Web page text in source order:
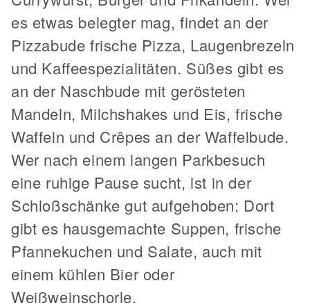
es etwas belegter mag, findet an der
Pizzabude frische Pizza, Laugenbrezeln
und Kaffeespezialitäten. Süßes gibt es
an der Naschbude mit gerösteten
Mandeln, Milchshakes und Eis, frische
Waffeln und Crêpes an der Waffelbude.
Wer nach einem langen Parkbesuch
eine ruhige Pause sucht, ist in der
Schloßschänke gut aufgehoben: Dort
gibt es hausgemachte Suppen, frische
Pfannekuchen und Salate, auch mit
einem kühlen Bier oder
Weißweinschorle.